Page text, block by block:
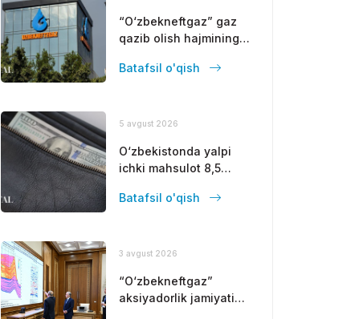
“O‘zbekneftgaz” gaz
qazib olish hajmining
choralarini ishlab
Batafsil o'qish
5 avgust 2026
O‘zbekistonda yalpi
ichki mahsulot 8,5
Batafsil o'qish
3 avgust 2026
“O‘zbekneftgaz”
aksiyadorlik jamiyati